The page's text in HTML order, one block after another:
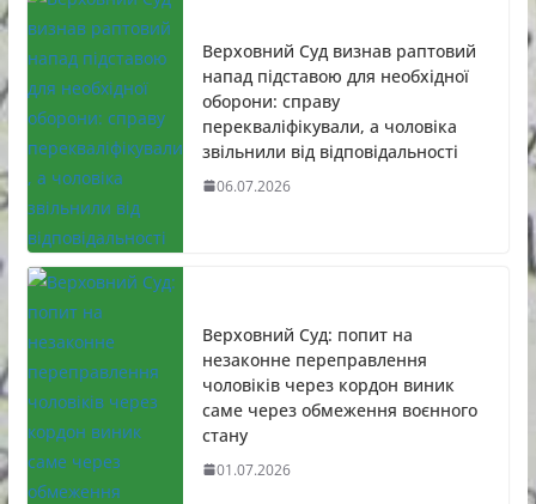
Верховний Суд визнав раптовий
напад підставою для необхідної
оборони: справу
перекваліфікували, а чоловіка
звільнили від відповідальності
06.07.2026
Верховний Суд: попит на
незаконне переправлення
чоловіків через кордон виник
саме через обмеження воєнного
стану
01.07.2026